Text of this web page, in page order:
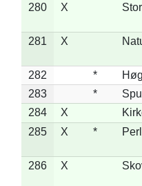
280
X
281 X
282 *
283
*
284
X
285
X *
286 X